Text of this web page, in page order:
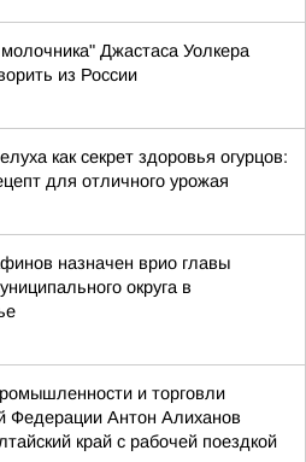
Джастаса Уолкера
из России
как секрет здоровья огурцов:
для отличного урожая
назначен врио главы
округа в
и торговли
Федерации Антон Алиханов
край с рабочей поездкой